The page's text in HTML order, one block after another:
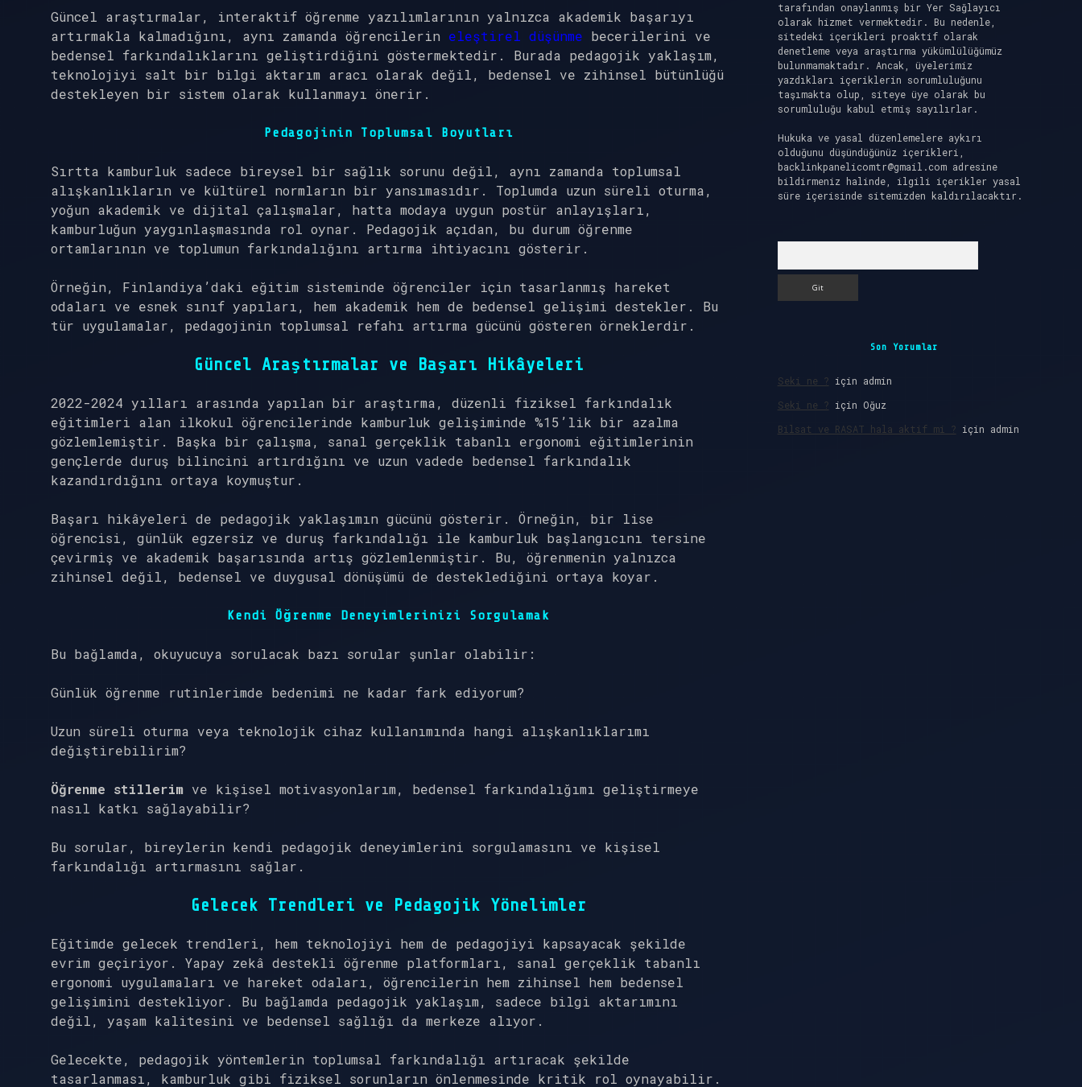
Güncel araştırmalar, interaktif öğrenme yazılımlarının yalnızca akademik başarıyı
artırmakla kalmadığını, aynı zamanda öğrencilerin eleştirel düşünme becerilerini ve
bedensel farkındalıklarını geliştirdiğini göstermektedir. Burada pedagojik yaklaşım,
teknolojiyi salt bir bilgi aktarım aracı olarak değil, bedensel ve zihinsel bütünlüğü
destekleyen bir sistem olarak kullanmayı önerir.
Pedagojinin Toplumsal Boyutları
Sırtta kamburluk sadece bireysel bir sağlık sorunu değil, aynı zamanda toplumsal
alışkanlıkların ve kültürel normların bir yansımasıdır. Toplumda uzun süreli oturma,
yoğun akademik ve dijital çalışmalar, hatta modaya uygun postür anlayışları,
kamburluğun yaygınlaşmasında rol oynar. Pedagojik açıdan, bu durum öğrenme
ortamlarının ve toplumun farkındalığını artırma ihtiyacını gösterir.
Örneğin, Finlandiya’daki eğitim sisteminde öğrenciler için tasarlanmış hareket
odaları ve esnek sınıf yapıları, hem akademik hem de bedensel gelişimi destekler. Bu
tür uygulamalar, pedagojinin toplumsal refahı artırma gücünü gösteren örneklerdir.
Güncel Araştırmalar ve Başarı Hikâyeleri
2022-2024 yılları arasında yapılan bir araştırma, düzenli fiziksel farkındalık
eğitimleri alan ilkokul öğrencilerinde kamburluk gelişiminde %15’lik bir azalma
gözlemlemiştir. Başka bir çalışma, sanal gerçeklik tabanlı ergonomi eğitimlerinin
gençlerde duruş bilincini artırdığını ve uzun vadede bedensel farkındalık
kazandırdığını ortaya koymuştur.
Başarı hikâyeleri de pedagojik yaklaşımın gücünü gösterir. Örneğin, bir lise
öğrencisi, günlük egzersiz ve duruş farkındalığı ile kamburluk başlangıcını tersine
çevirmiş ve akademik başarısında artış gözlemlenmiştir. Bu, öğrenmenin yalnızca
zihinsel değil, bedensel ve duygusal dönüşümü de desteklediğini ortaya koyar.
Kendi Öğrenme Deneyimlerinizi Sorgulamak
Bu bağlamda, okuyucuya sorulacak bazı sorular şunlar olabilir:
Günlük öğrenme rutinlerimde bedenimi ne kadar fark ediyorum?
Uzun süreli oturma veya teknolojik cihaz kullanımında hangi alışkanlıklarımı
değiştirebilirim?
Öğrenme stillerim ve kişisel motivasyonlarım, bedensel farkındalığımı geliştirmeye
nasıl katkı sağlayabilir?
Bu sorular, bireylerin kendi pedagojik deneyimlerini sorgulamasını ve kişisel
farkındalığı artırmasını sağlar.
Gelecek Trendleri ve Pedagojik Yönelimler
Eğitimde gelecek trendleri, hem teknolojiyi hem de pedagojiyi kapsayacak şekilde
evrim geçiriyor. Yapay zekâ destekli öğrenme platformları, sanal gerçeklik tabanlı
ergonomi uygulamaları ve hareket odaları, öğrencilerin hem zihinsel hem bedensel
gelişimini destekliyor. Bu bağlamda pedagojik yaklaşım, sadece bilgi aktarımını
değil, yaşam kalitesini ve bedensel sağlığı da merkeze alıyor.
Gelecekte, pedagojik yöntemlerin toplumsal farkındalığı artıracak şekilde
tasarlanması, kamburluk gibi fiziksel sorunların önlenmesinde kritik rol oynayabilir.
tarafından onaylanmış bir Yer Sağlayıcı
olarak hizmet vermektedir. Bu nedenle,
sitedeki içerikleri proaktif olarak
denetleme veya araştırma yükümlülüğümüz
bulunmamaktadır. Ancak, üyelerimiz
yazdıkları içeriklerin sorumluluğunu
taşımakta olup, siteye üye olarak bu
sorumluluğu kabul etmiş sayılırlar.
Hukuka ve yasal düzenlemelere aykırı
olduğunu düşündüğünüz içerikleri,
backlinkpanelicomtr@gmail.comadresine
bildirmeniz halinde, ilgili içerikler yasal
süre içerisinde sitemizden kaldırılacaktır.
Son Yorumlar
Seki ne ? için admin
Seki ne ? için Oğuz
Bilsat ve RASAT hala aktif mi ? için admin